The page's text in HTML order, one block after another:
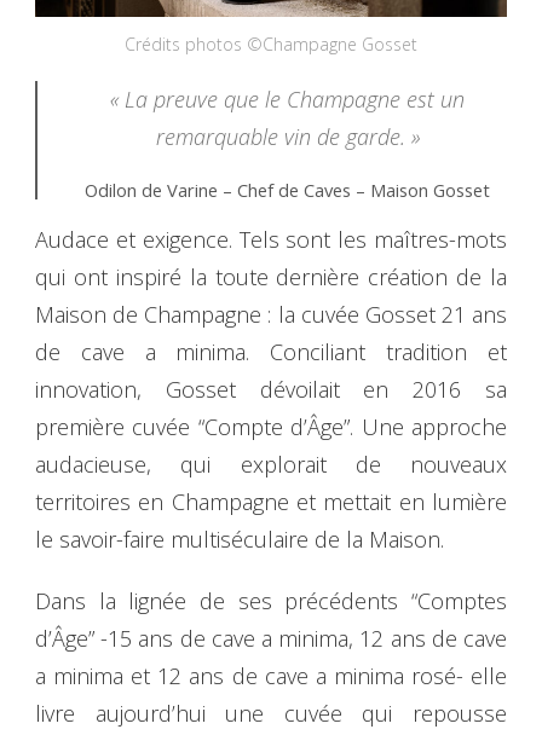
Crédits photos ©Champagne Gosset
« La preuve que le Champagne est un
remarquable vin de garde. »
Odilon de Varine – Chef de Caves – Maison Gosset
Audace et exigence. Tels sont les maîtres-mots
qui ont inspiré la toute dernière création de la
Maison de Champagne : la cuvée Gosset 21 ans
de cave a minima.
Conciliant tradition et
innovation, Gosset dévoilait en 2016 sa
première cuvée “Compte d’Âge”. Une approche
audacieuse, qui explorait de nouveaux
territoires en Champagne et mettait en lumière
le savoir-faire multiséculaire de la Maison.
Dans la lignée de ses précédents “Comptes
d’Âge” -15 ans de cave a minima, 12 ans de cave
a minima et 12 ans de cave a minima rosé- elle
livre aujourd’hui une cuvée qui repousse